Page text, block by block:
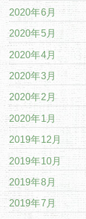
2020年6月
2020年5月
2020年4月
2020年3月
2020年2月
2020年1月
2019年12月
2019年10月
2019年8月
2019年7月